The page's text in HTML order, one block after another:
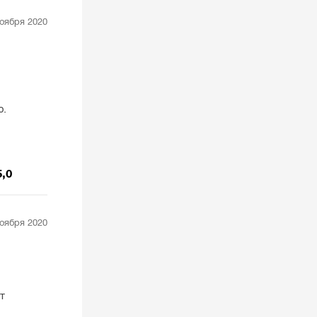
2020
2020